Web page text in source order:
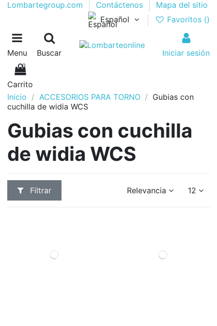
Lombartegroup.com Contáctenos
Mapa del sitio
Español
Favoritos ()
Menu Buscar Iniciar sesión
0
Carrito
Inicio
ACCESORIOS PARA TORNO
Gubias con
cuchilla de widia WCS
Gubias con cuchilla
de widia WCS
Filtrar Relevancia 12